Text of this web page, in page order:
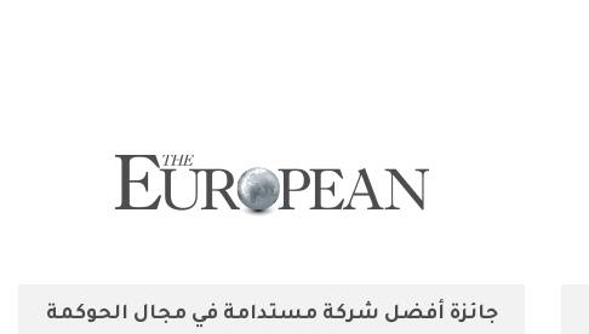
جائزة أفضل شركة مستدامة في مجال الحوكمة